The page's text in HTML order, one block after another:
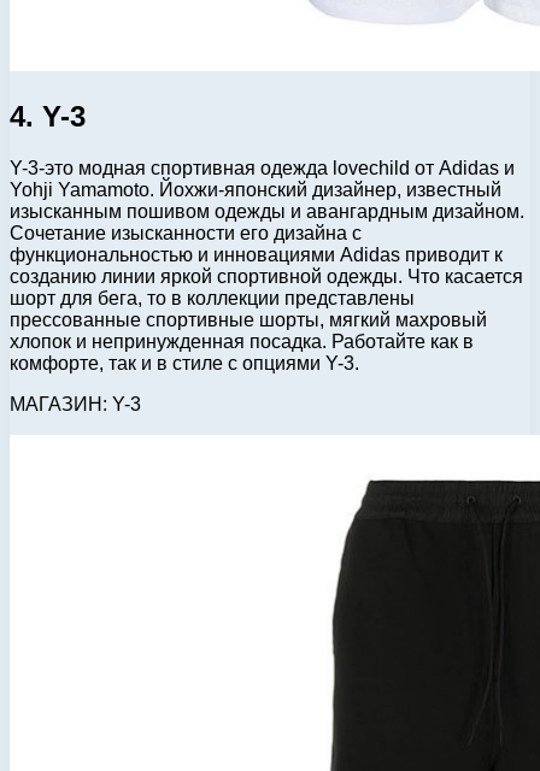
4. Y-3
Y-3-это модная спортивная одежда lovechild от Adidas и
Yohji Yamamoto. Йохжи-японский дизайнер, известный
изысканным пошивом одежды и авангардным дизайном.
Сочетание изысканности его дизайна с
функциональностью и инновациями Adidas приводит к
созданию линии яркой спортивной одежды. Что касается
шорт для бега, то в коллекции представлены
прессованные спортивные шорты, мягкий махровый
хлопок и непринужденная посадка. Работайте как в
комфорте, так и в стиле с опциями Y-3.
МАГАЗИН: Y-3